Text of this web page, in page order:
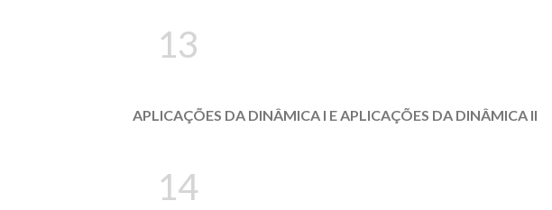
13
APLICAÇÕES DA DINÂMICA I E APLICAÇÕES DA DINÂMICA II
14